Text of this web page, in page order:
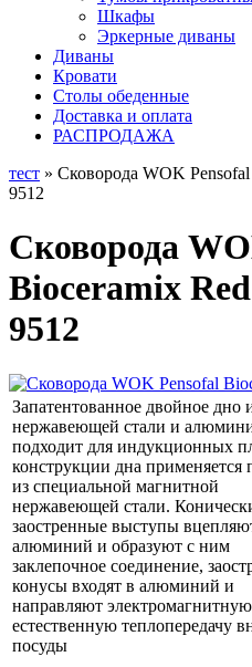
Шкафы
Эркерные диваны
Диваны
Кровати
Столы обеденные
Доставка и оплата
РАСПРОДАЖА
тест » Сковорода WOK
9512
Сковорода
Bioceramix
9512
Запатентованное двойное дно
нержавеющей стали и
подходит для индукционных
конструкции дна применяется
из специальной магнитной
нержавеющей стали.
заостренные выступы
алюминий и образуют с ним
заклепочное соединение,
конусы входят в алюминий и
направляют
естественную теплопередачу
посуды